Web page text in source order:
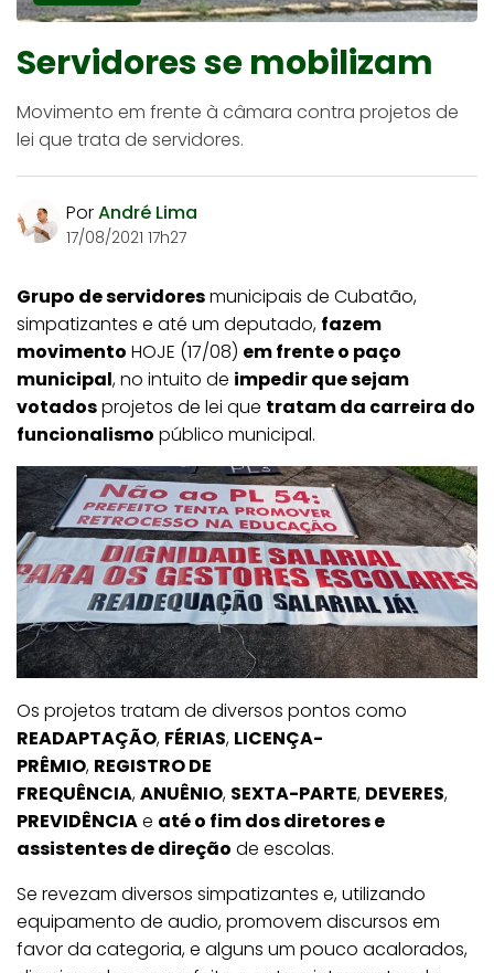
Servidores se mobilizam
Movimento em frente à câmara contra projetos de
lei que trata de servidores.
PorAndré Lima
17/08/2021 17h27
Grupo de servidoresmunicipais de Cubatão,
simpatizantes e até um deputado, fazem
movimento HOJE (17/08) em frente o paço
municipal, no intuito de impedir que sejam
votadosprojetos de lei que tratam da carreira do
funcionalismo público municipal.
Os projetos tratam de diversos pontos como
READAPTAÇÃO, FÉRIAS, LICENÇA-
PRÊMIO, REGISTRO DE
FREQUÊNCIA,ANUÊNIO, SEXTA-PARTE, DEVERES,
PREVIDÊNCIAe até o fim dos diretores e
assistentes de direção de escolas.
Se revezam diversos simpatizantes e, utilizando
equipamento de audio, promovem discursos em
favor da categoria, e alguns um pouco acalorados,